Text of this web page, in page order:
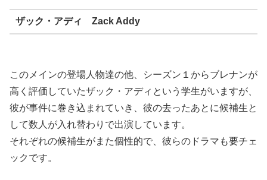
ザック・アディ Zack Addy
このメインの登場人物達の他、シーズン１からブレナンが
高く評価していたザック・アディという学生がいますが、
彼が事件に巻き込まれていき、彼の去ったあとに候補生と
して数人が入れ替わりで出演しています。
それぞれの候補生がまた個性的で、彼らのドラマも要チェ
ックです。